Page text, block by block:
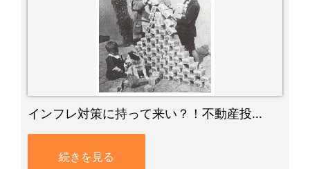
インフレ対策に持って来い？！不動産投...
続きを見る